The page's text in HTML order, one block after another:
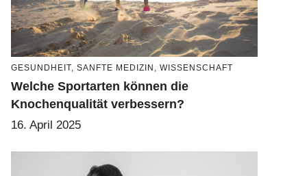
GESUNDHEIT, SANFTE MEDIZIN , WISSENSCHAFT
Welche Sportarten können die
Knochenqualität verbessern?
16. April 2025